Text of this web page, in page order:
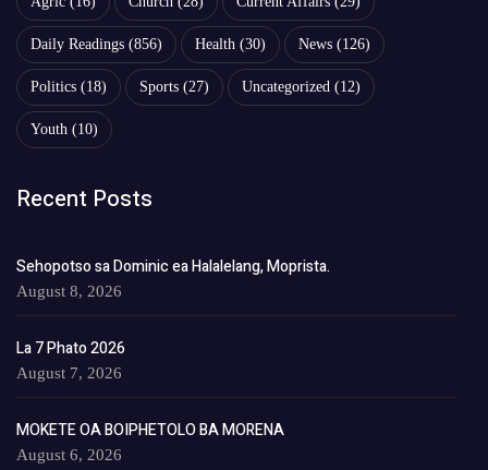
Daily Readings (856) Health (30) News (126)
Politics (18) Sports (27) Uncategorized (12)
Youth (10)
Recent Posts
Sehopotso sa Dominic ea Halalelang, Moprista.
August 8, 2026
La 7 Phato 2026
August 7, 2026
MOKETE OA BOIPHETOLO BA MORENA
August 6, 2026